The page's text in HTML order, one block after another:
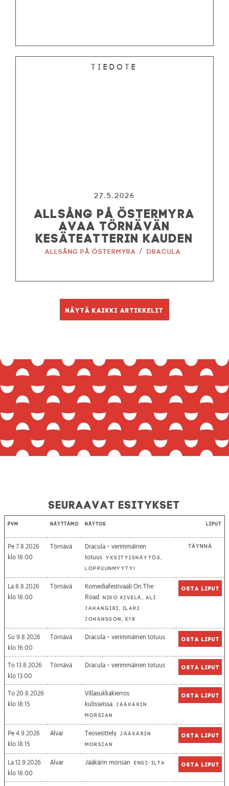
Tiedote
27.5.2026
ALLSÅNG PÅ ÖSTERMYRA
AVAA TÖRNÄVÄN
KESÄTEATTERIN KAUDEN
Allsång på Östermyra / Dracula
Näytä kaikki artikkelit
Seuraavat esitykset
Pvm Näyttämö Näytös Liput
Pe 7.8.2026
18:00
Törnävä
Dracula - verimmäinen
totuus Yksityisnäytös,
loppuunmyyty!
Täynnä
La 8.8.2026
18:00
Törnävä
Komediafestivaali On The
Road
Niko Kivelä, Ali
Jahangiri, Ilari
Johansson, K18
Osta liput
Su 9.8.2026
16:00
Törnävä Dracula - verimmäinen totuus Osta liput
To 13.8.2026
13:00
Törnävä Dracula - verimmäinen totuus Osta liput
To 20.8.2026
18:15
Villasukkakierros
kulisseissa Jääkärin
morsian
Osta liput
Pe 4.9.2026
18:15
Alvar Teosesittely Jääkärin
morsian
Osta liput
La 12.9.2026
18:00
Alvar Jääkärin morsian Ensi-ilta Osta liput